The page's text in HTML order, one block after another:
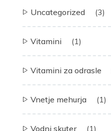
Uncategorized (3)
Vitamini (1)
Vitamini za odrasle
Vnetje mehurja (1)
Vodni skuter (1)